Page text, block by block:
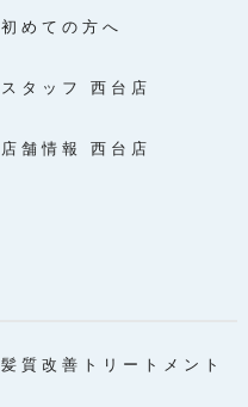
初めての方へ
スタッフ 西台店
店舗情報 西台店
髪質改善トリートメント